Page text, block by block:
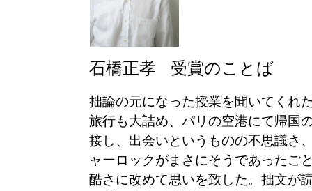
石橋正孝 受賞のことば
拙論の元になった授業を聞いてくれ
旅行も大詰め、パリの空港にて帰国
接し、出会いというものの不思議さ
ャーロックがまさにそうであったご
酷さに改めて思いを致した。拙文が